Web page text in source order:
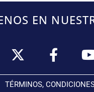
EN
TÉRMINOS,